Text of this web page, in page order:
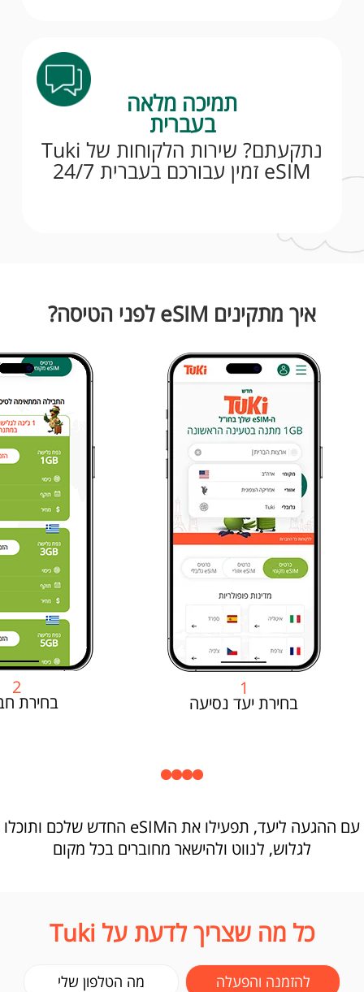
תמיכה מלאה
בעברית
נתקעתם? שירות הלקוחות של Tuki
eSIM זמין עבורכם בעברית 24/7
איך מתקינים eSIM לפני הטיסה?
1
בחירת יעד נסיעה
2
בחירת
עם ההגעה ליעד, תפעילו את הeSIM החדש שלכם ותוכלו
לגלוש, לנווט ולהישאר מחוברים בכל מקום
כל מה שצריך לדעת על Tuki
להזמנה והפעלה מה הטלפון שלי